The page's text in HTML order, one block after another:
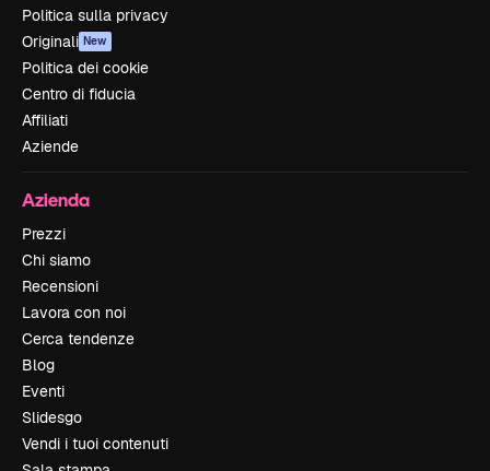
Politica sulla privacy
Originali New
Politica dei cookie
Centro di fiducia
Affiliati
Aziende
Azienda
Prezzi
Chi siamo
Recensioni
Lavora con noi
Cerca tendenze
Blog
Eventi
Slidesgo
Vendi i tuoi contenuti